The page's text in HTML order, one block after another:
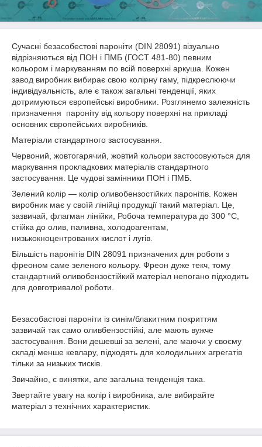
Сучасні безасобестові пароніти (DIN 28091) візуально
відрізняються від ПОН і ПМБ (ГОСТ 481-80) певним
кольором і маркуванням по всій поверхні аркуша. Кожен
завод виробник вибирає свою колірну гаму, підкреслюючи
індивідуальність, але є також загальні тенденції, яких
дотримуються європейські виробники. Розглянемо залежність
призначення пароніту від кольору поверхні на прикладі
основних європейських виробників.
Матеріали стандартного застосування.
Червоний, жовтогарячий, жовтий кольори застосовуються для
маркування прокладкових матеріалів стандартного
застосування. Це чудові замінники ПОН і ПМБ.
Зелений колір — колір оливобензостійких паронітів. Кожен
виробник має у своїй лінійці продукції такий матеріал. Це,
зазвичай, флагман лінійки, Робоча температура до 300 °C,
стійка до олив, паливна, холодоагентам,
низькокноцентрованих кислот і лугів.
Більшість паронітів DIN 28091 призначених для роботи з
фреоном саме зеленого кольору. Фреон дуже текч, тому
стандартний оливобензостійкий матеріал непогано підходить
для довготривалої роботи.
Безасобастові пароніти із синім/блакитним покриттям
зазвичай так само оливбензостійкі, але мають вужче
застосування. Вони дешевші за зелені, але маючи у своєму
складі менше кевлару, підходять для холодильних агрегатів
тільки за низьких тисків.
Звичайно, є винятки, але загальна тенденція така.
Звертайте увагу на колір і виробника, але вибирайте
матеріал з технічних характеристик.